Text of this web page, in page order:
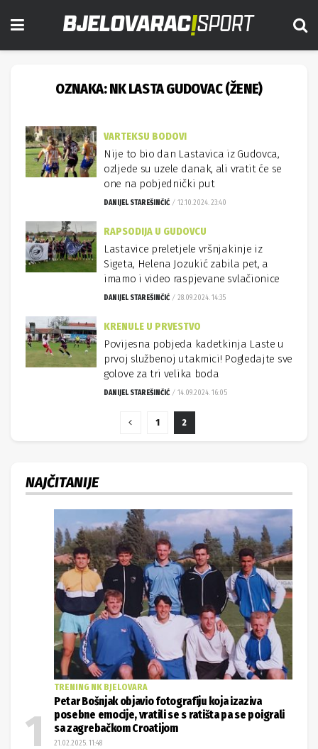
OZNAKA:NK LASTA GUDOVAC (ŽENE)
VARTEKSU BODOVI
Nije to bio dan Lastavica iz Gudovca,
ozljede su uzele danak, ali vratit će se
one na pobjednički put
DANIJEL STAREŠINČIĆ 12.10.2024. 23:40
RAPSODIJA U GUDOVCU
Lastavice preletjele vršnjakinje iz
Sigeta, Helena Jozukić zabila pet, a
imamo i video raspjevane svlačionice
DANIJEL STAREŠINČIĆ 28.09.2024. 14:35
KRENULE U PRVESTVO
Povijesna pobjeda kadetkinja Laste u
prvoj službenoj utakmici! Pogledajte sve
golove za tri velika boda
DANIJEL STAREŠINČIĆ 14.09.2024. 16:05
1 2
NAJČITANIJE
TRENING NK BJELOVARA
Petar Bošnjak objavio fotografiju koja izaziva
posebne emocije, vratili se s ratišta pa se poigrali
sa zagrebačkom Croatijom
21.02.2025. 11:48